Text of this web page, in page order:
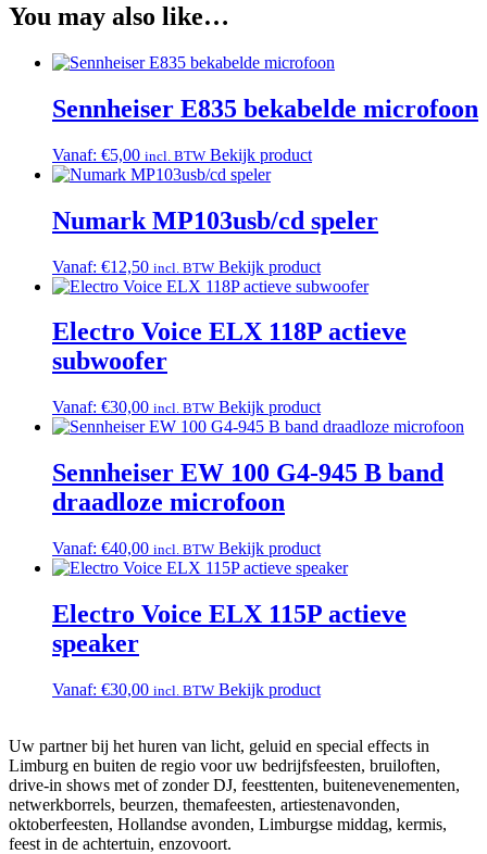
You may also like…
Sennheiser E835 bekabelde microfoon
Vanaf: €5,00 incl. BTW Bekijk product
Numark MP103usb/cd speler
Vanaf: €12,50 incl. BTW Bekijk product
Electro Voice ELX 118P actieve
subwoofer
Vanaf: €30,00 incl. BTW Bekijk product
Sennheiser EW 100 G4-945 B band
draadloze microfoon
Vanaf: €40,00 incl. BTW Bekijk product
Electro Voice ELX 115P actieve
speaker
Vanaf: €30,00 incl. BTW Bekijk product
Uw partner bij het huren van licht, geluid en special effects in
Limburg en buiten de regio voor uw bedrijfsfeesten, bruiloften,
drive-in shows met of zonder DJ, feesttenten, buitenevenementen,
netwerkborrels, beurzen, themafeesten, artiestenavonden,
oktoberfeesten, Hollandse avonden, Limburgse middag, kermis,
feest in de achtertuin, enzovoort.